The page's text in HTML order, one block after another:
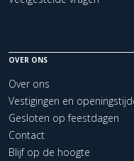
OVER ONS
Over ons
Vestigingen en
Gesloten op feestdagen
Contact
Blijf op de hoogte